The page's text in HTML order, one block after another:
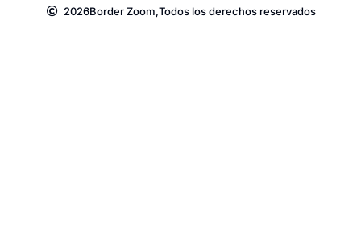
2026Border Zoom,Todos los derechos reservados